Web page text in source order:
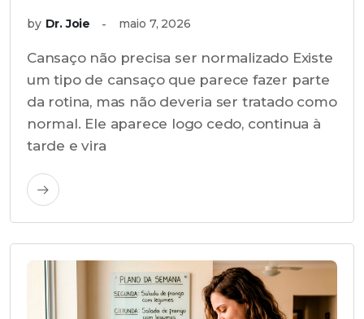
by Dr. Joie maio 7, 2026
Cansaço não precisa ser normalizado Existe
um tipo de cansaço que parece fazer parte
da rotina, mas não deveria ser tratado como
normal. Ele aparece logo cedo, continua à
tarde e vira